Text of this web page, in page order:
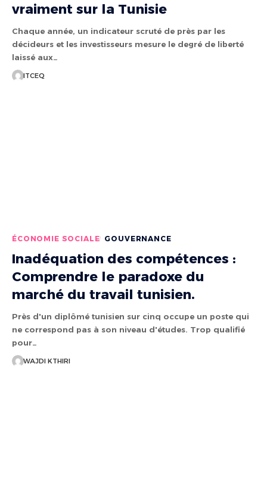
vraiment sur la Tunisie
Chaque année, un indicateur scruté de près par les
décideurs et les investisseurs mesure le degré de liberté
laissé aux…
ITCEQ
ÉCONOMIE SOCIALE GOUVERNANCE
Inadéquation des compétences :
Comprendre le paradoxe du
marché du travail tunisien.
Près d'un diplômé tunisien sur cinq occupe un poste qui
ne correspond pas à son niveau d'études. Trop qualifié
pour…
WAJDI KTHIRI